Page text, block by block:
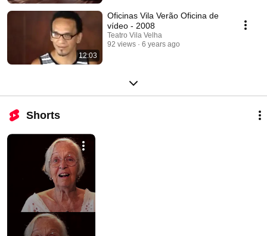
12:03
Oficinas Vila Verão Oficina de
vídeo - 2008
Teatro Vila Velha
92 views
6 years ago
Shorts